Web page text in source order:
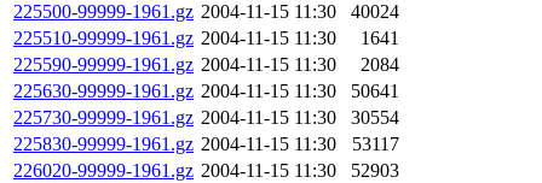
225500-99999-1961.gz 2004-11-15 11:30
40024
225510-99999-1961.gz 2004-11-15 11:30
1641
225590-99999-1961.gz 2004-11-15 11:30
2084
225630-99999-1961.gz 2004-11-15 11:30
50641
225730-99999-1961.gz 2004-11-15 11:30
30554
225830-99999-1961.gz 2004-11-15 11:30
53117
226020-99999-1961.gz 2004-11-15 11:30
52903